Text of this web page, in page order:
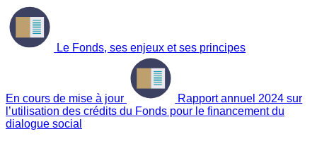
Le Fonds, ses enjeux et ses principes
En cours de mise à jour
Rapport annuel 2024 sur
l’utilisation des crédits du Fonds pour le financement du
dialogue social